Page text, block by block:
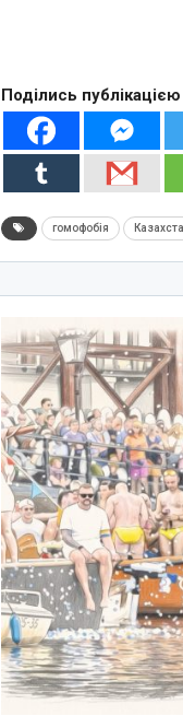
Поділись публікацією
гомофобія